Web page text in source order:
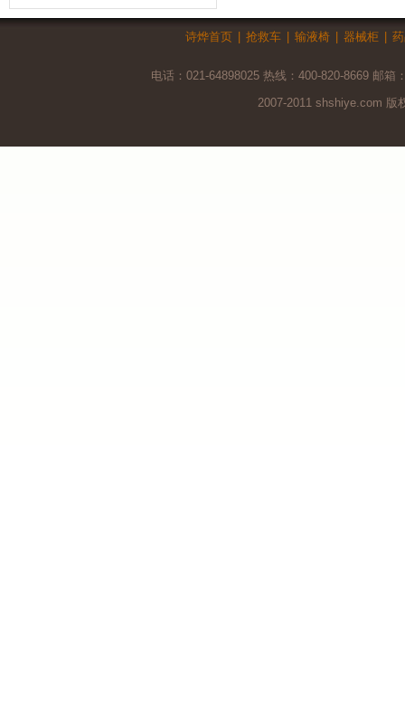
诗烨首页 抢救车 输液椅 器械柜
电话：021-64898025 热线：400-820-8669 邮箱
2007-2011 shshiye.com 版